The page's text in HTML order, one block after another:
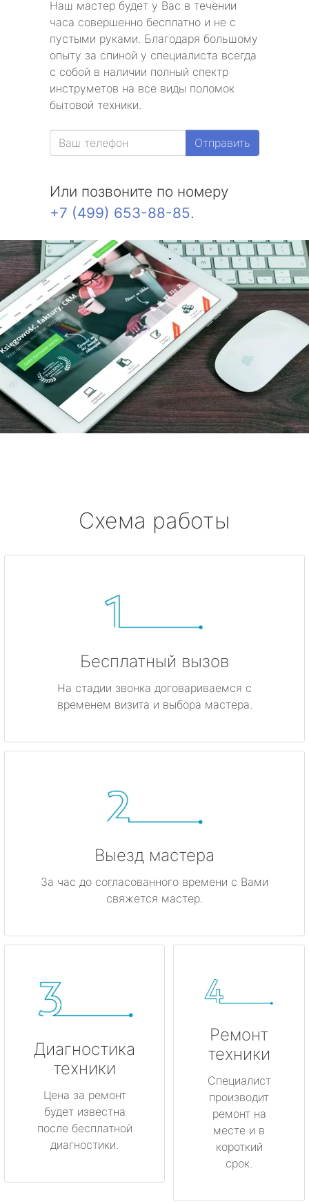
Наш мастер будет у Вас в течении
часа совершенно бесплатно и не с
пустыми руками. Благодаря большому
опыту за спиной у специалиста всегда
с собой в наличии полный спектр
инструметов на все виды поломок
бытовой техники.
Отправить
Или позвоните по номеру
+7 (499) 653-88-85.
Схема работы
Бесплатный вызов
На стадии звонка договариваемся с
временем визита и выбора мастера.
Выезд мастера
За час до согласованного времени с Вами
свяжется мастер.
Диагностика
техники
Цена за ремонт
будет известна
после бесплатной
диагностики.
Ремонт
техники
Специалист
производит
ремонт на
месте и в
короткий
срок.